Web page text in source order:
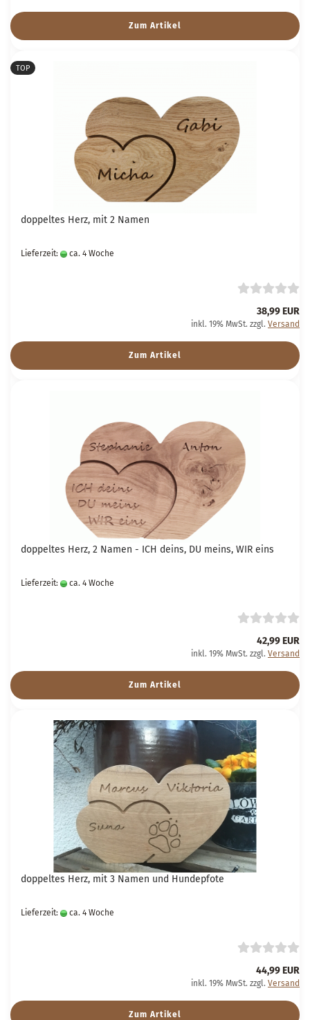
Zum Artikel
TOP
doppeltes Herz, mit 2 Namen
Lieferzeit: ca. 4 Woche
38,99 EUR
inkl. 19% MwSt. zzgl. Versand
Zum Artikel
doppeltes Herz, 2 Namen - ICH deins, DU meins, WIR eins
Lieferzeit: ca. 4 Woche
42,99 EUR
inkl. 19% MwSt. zzgl. Versand
Zum Artikel
doppeltes Herz, mit 3 Namen und Hundepfote
Lieferzeit: ca. 4 Woche
44,99 EUR
inkl. 19% MwSt. zzgl. Versand
Zum Artikel